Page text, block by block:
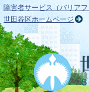
本文へ
障害者サービス（バリアフ
世田谷区ホームページ